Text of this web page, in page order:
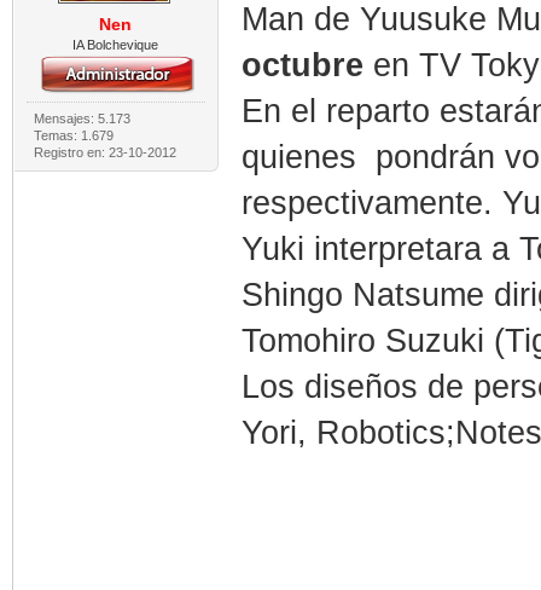
Nen
IA Bolchevique
Mensajes: 5.173
Temas: 1.679
Registro en: 23-10-2012
Man de Yuusuke
octubre en TV
En el reparto
quienes pondrán
respectivamente.
Yuki interpretara a
Shingo Natsume
Tomohiro Suzuki
Los diseños de
Yori,